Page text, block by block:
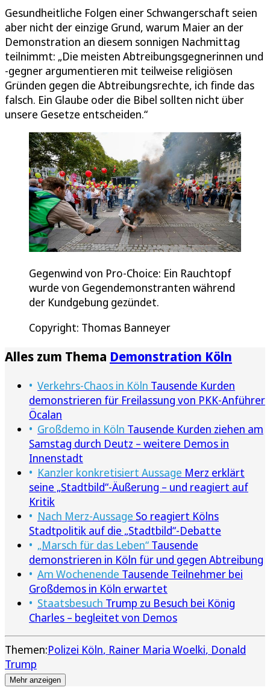
Gesundheitliche Folgen einer Schwangerschaft seien
aber nicht der einzige Grund, warum Maier an der
Demonstration an diesem sonnigen Nachmittag
teilnimmt: „Die meisten Abtreibungsgegnerinnen und
-gegner argumentieren mit teilweise religiösen
Gründen gegen die Abtreibungsrechte, ich finde das
falsch. Ein Glaube oder die Bibel sollten nicht über
unsere Gesetze entscheiden.“
Gegenwind von Pro-Choice: Ein Rauchtopf
wurde von Gegendemonstranten während
der Kundgebung gezündet.
Copyright: Thomas Banneyer
Alles zum Thema Demonstration Köln
Verkehrs-Chaos in Köln Tausende Kurden
demonstrieren für Freilassung von PKK-Anführer
Öcalan
Großdemo in Köln Tausende Kurden ziehen am
Samstag durch Deutz – weitere Demos in
Innenstadt
Kanzler konkretisiert Aussage Merz erklärt
seine „Stadtbild“-Äußerung – und reagiert auf
Kritik
Nach Merz-Aussage So reagiert Kölns
Stadtpolitik auf die „Stadtbild“-Debatte
„Marsch für das Leben“ Tausende
demonstrieren in Köln für und gegen Abtreibung
Am Wochenende Tausende Teilnehmer bei
Großdemos in Köln erwartet
Staatsbesuch Trump zu Besuch bei König
Charles – begleitet von Demos
Themen:Polizei Köln Rainer Maria Woelki Donald
Trump
Mehr anzeigen